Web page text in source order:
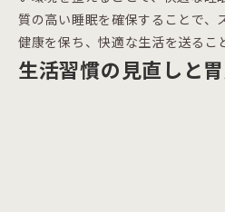
質の高い睡眠を確保することで、
健康を保ち、快適な生活を送るこ
生活習慣の見直しと